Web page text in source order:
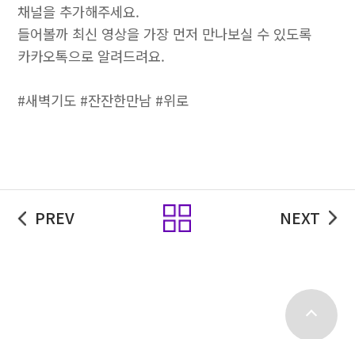
채널을 추가해주세요.
들어볼까 최신 영상을 가장 먼저 만나보실 수 있도록
카카오톡으로 알려드려요.
#새벽기도 #잔잔한만남 #위로
PREV 목록 NEXT